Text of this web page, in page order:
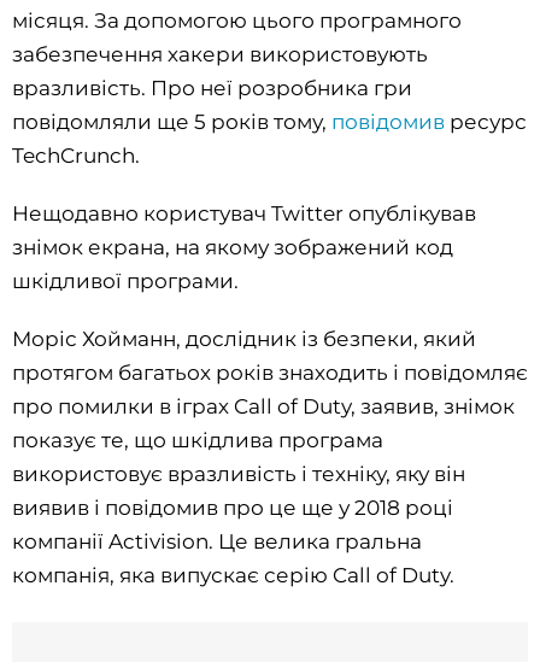
місяця. За допомогою цього програмного
забезпечення хакери використовують
вразливість. Про неї розробника гри
повідомляли ще 5 років тому, повідомив ресурс
TechCrunch.
Нещодавно користувач Twitter опублікував
знімок екрана, на якому зображений код
шкідливої програми.
Моріс Хойманн, дослідник із безпеки, який
протягом багатьох років знаходить і повідомляє
про помилки в іграх Call of Duty, заявив, знімок
показує те, що шкідлива програма
використовує вразливість і техніку, яку він
виявив і повідомив про це ще у 2018 році
компанії Activision. Це велика гральна
компанія, яка випускає серію Call of Duty.